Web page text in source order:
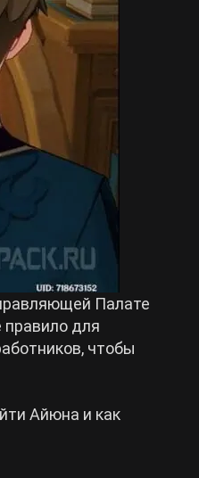
Палате
для
чтобы
Айюна и как